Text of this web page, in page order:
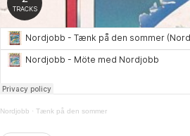
Nordjobb · Tænk på den sommer